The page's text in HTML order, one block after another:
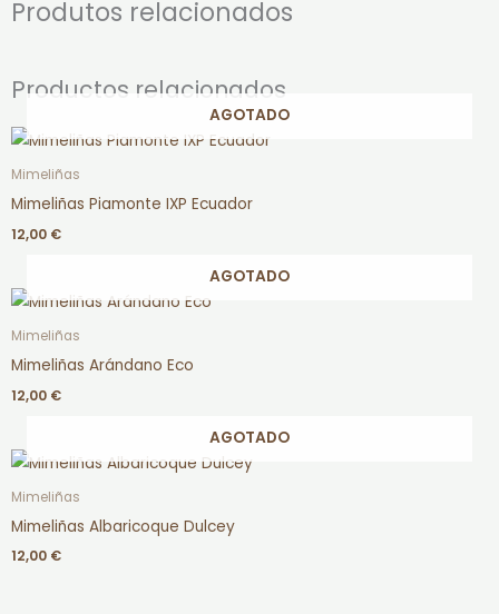
Produtos relacionados
Productos relacionados
AGOTADO
Mimeliñas
Mimeliñas Piamonte IXP Ecuador
12,00 €
AGOTADO
Mimeliñas
Mimeliñas Arándano Eco
12,00 €
AGOTADO
Mimeliñas
Mimeliñas Albaricoque Dulcey
12,00 €